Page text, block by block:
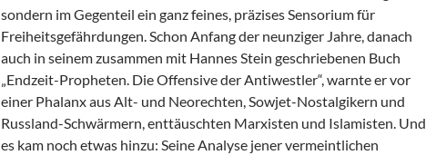
sondern im Gegenteil ein ganz feines, präzises Sensorium für
Freiheitsgefährdungen. Schon Anfang der neunziger Jahre, danach
auch in seinem zusammen mit Hannes Stein geschriebenen Buch
„Endzeit-Propheten. Die Offensive der Antiwestler“, warnte er vor
einer Phalanx aus Alt- und Neorechten, Sowjet-Nostalgikern und
Russland-Schwärmern, enttäuschten Marxisten und Islamisten. Und
es kam noch etwas hinzu: Seine Analyse jener vermeintlichen